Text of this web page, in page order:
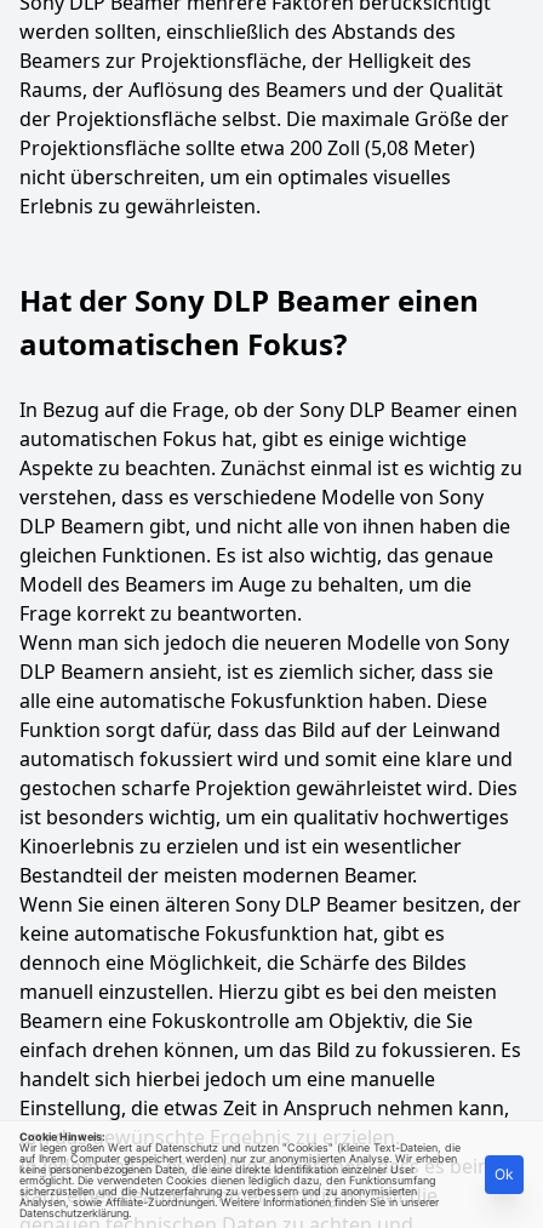
werden sollten, einschließlich des Abstands des
Beamers zur Projektionsfläche, der Helligkeit des
Raums, der Auflösung des Beamers und der Qualität
der Projektionsfläche selbst. Die maximale Größe der
Projektionsfläche sollte etwa 200 Zoll (5,08 Meter)
nicht überschreiten, um ein optimales visuelles
Erlebnis zu gewährleisten.
Hat der Sony DLP Beamer einen
automatischen Fokus?
In Bezug auf die Frage, ob der Sony DLP Beamer einen
automatischen Fokus hat, gibt es einige wichtige
Aspekte zu beachten. Zunächst einmal ist es wichtig zu
verstehen, dass es verschiedene Modelle von Sony
DLP Beamern gibt, und nicht alle von ihnen haben die
gleichen Funktionen. Es ist also wichtig, das genaue
Modell des Beamers im Auge zu behalten, um die
Frage korrekt zu beantworten.
Wenn man sich jedoch die neueren Modelle von Sony
DLP Beamern ansieht, ist es ziemlich sicher, dass sie
alle eine automatische Fokusfunktion haben. Diese
Funktion sorgt dafür, dass das Bild auf der Leinwand
automatisch fokussiert wird und somit eine klare und
gestochen scharfe Projektion gewährleistet wird. Dies
ist besonders wichtig, um ein qualitativ hochwertiges
Kinoerlebnis zu erzielen und ist ein wesentlicher
Bestandteil der meisten modernen Beamer.
Wenn Sie einen älteren Sony DLP Beamer besitzen, der
keine automatische Fokusfunktion hat, gibt es
dennoch eine Möglichkeit, die Schärfe des Bildes
manuell einzustellen. Hierzu gibt es bei den meisten
Beamern eine Fokuskontrolle am Objektiv, die Sie
einfach drehen können, um das Bild zu fokussieren. Es
handelt sich hierbei jedoch um eine manuelle
Einstellung, die etwas Zeit in Anspruch nehmen kann,
um das gewünschte Ergebnis zu erzielen.
In jedem Fall ist es wichtig zu betonen, dass es beim
Kauf eines Beamers immer wichtig ist, auf die
Cookie Hinweis:
Wir legen großen Wert auf Datenschutz und nutzen "Cookies" (kleine Text-Dateien, die
auf Ihrem Computer gespeichert werden) nur zur anonymisierten Analyse. Wir erheben
keine personenbezogenen Daten, die eine direkte Identifikation einzelner User
ermöglicht. Die verwendeten Cookies dienen lediglich dazu, den Funktionsumfang
sicherzustellen und die Nutzererfahrung zu verbessern und zu anonymisierten
Analysen, sowie Affiliate-Zuordnungen. Weitere Informationen finden Sie in unserer
Datenschutzerklärung
Ok